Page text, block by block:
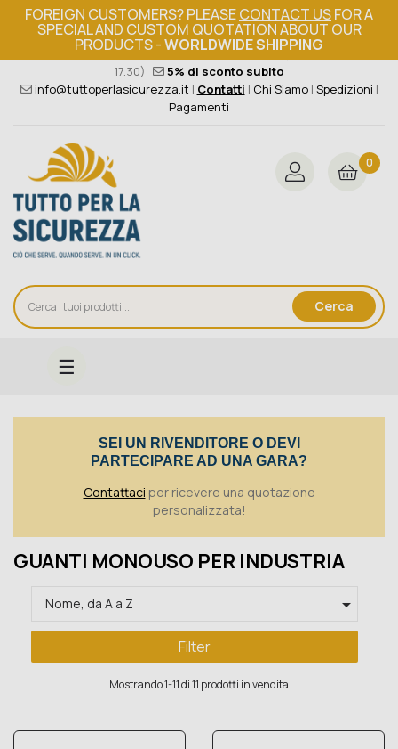
FOREIGN CUSTOMERS? PLEASECONTACT USFOR A
SPECIAL AND CUSTOM QUOTATION ABOUT OUR
PRODUCTS -WORLDWIDE SHIPPING
Ordine minimo 149€+iva 376 004 4000(Lun - Ven / 8.30 -
17.30)
5% di sconto subito
info@tuttoperlasicurezza.it | Contatti | Chi Siamo| Spedizioni |
Pagamenti
Cerca
0
navigazione
☰
SEI UN RIVENDITORE O DEVI
PARTECIPARE AD UNA GARA?
Contattaci per ricevere una quotazione
personalizzata!
GUANTI MONOUSO PER INDUSTRIA
Nome, da A a Z 
Filter
Mostrando 1-11 di 11 prodotti in vendita